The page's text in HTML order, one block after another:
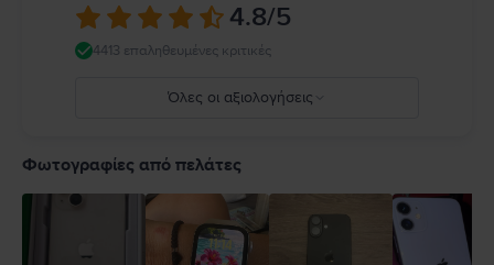
4.8/5
4413 επαληθευμένες κριτικές
Όλες οι αξιολογήσεις
4
2
1
Φωτογραφίες από πελάτες